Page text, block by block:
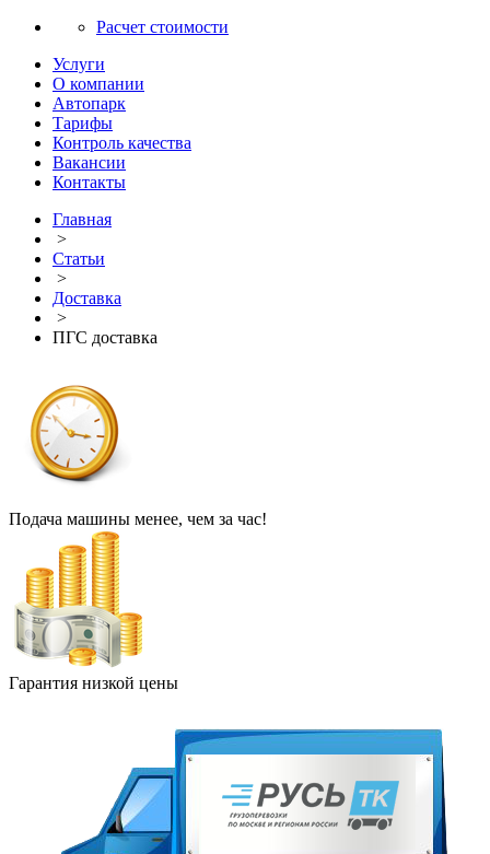
Расчет стоимости
Услуги
О компании
Автопарк
Тарифы
Контроль качества
Вакансии
Контакты
Главная
>
Статьи
>
Доставка
>
ПГС доставка
Подача машины менее, чем за час!
Гарантия низкой цены